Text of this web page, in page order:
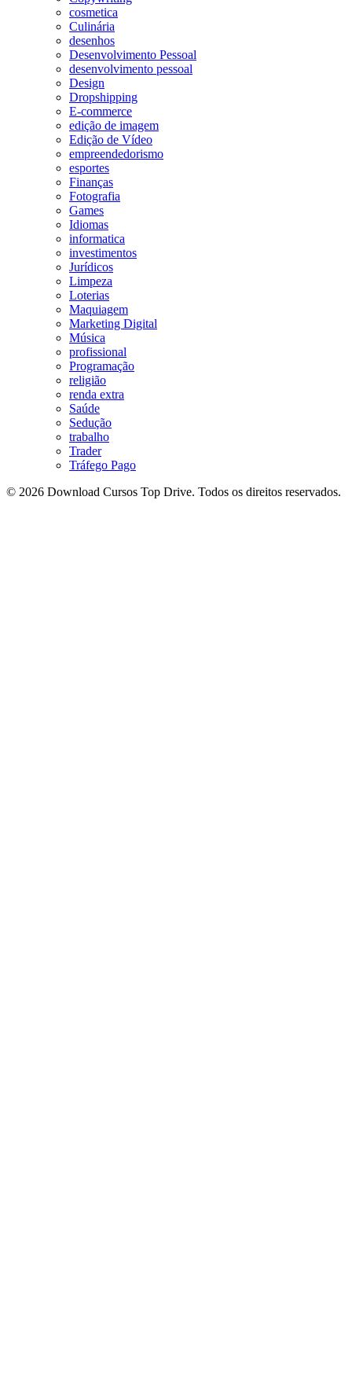
cosmetica
Culinária
desenhos
Desenvolvimento Pessoal
desenvolvimento pessoal
Design
Dropshipping
E-commerce
edição de imagem
Edição de Vídeo
empreendedorismo
esportes
Finanças
Fotografia
Games
Idiomas
informatica
investimentos
Jurídicos
Limpeza
Loterias
Maquiagem
Marketing Digital
Música
profissional
Programação
religião
renda extra
Saúde
Sedução
trabalho
Trader
Tráfego Pago
© 2026 Download Cursos Top Drive. Todos os direitos reservados.